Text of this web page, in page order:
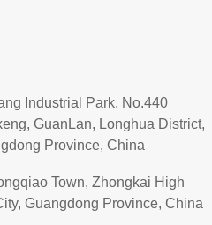
Industrial Park, No.440
GuanLan, Longhua District,
Province, China
Town, Zhongkai High
Guangdong Province, China